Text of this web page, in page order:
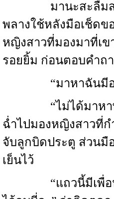
มานะสะลืมสะ
พลางใช้หลังมือเช็ดข
หญิงสาวที่มองมาที่เ
รอยยิ้ม ก่อนตอบคำถ
“มาหาฉันมีอะไ
“ไม่ได้มาหาพี่สั
ฉ่ำไปมองหญิงสาวที่ก
จับลูกบิดประตู ส่วนมื
เย็นไว้
“แถวนี้มีเพื่อนแ